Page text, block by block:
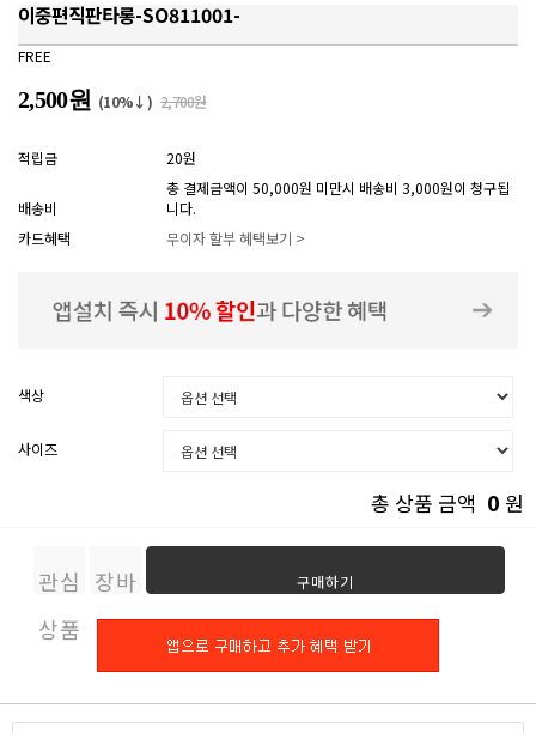
이중편직판타롱-SO811001-
FREE
2,500원 (10%↓) 2,700원
적립금 20원
배송비
총 결제금액이 50,000원 미만시 배송비 3,000원이 청구됩
니다.
카드혜택
무이자 할부 혜택보기 >
색상
사이즈
총 상품 금액 0 원
관심
상품
장바
구니
구매하기